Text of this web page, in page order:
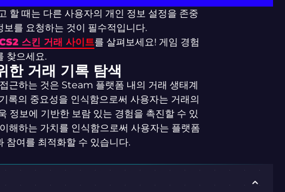
할 때는 다른 사용자의 개인 정보 설정을 존중
를 요청하는 것이 필수적입니다.
스킨 거래 사이트를 살펴보세요! 게임 경험
찾으세요.
한 거래 기록 탐색
근하는 것은 Steam 플랫폼 내의 거래 생태계
록의 중요성을 인식함으로써 사용자는 거래의
정보에 기반한 보람 있는 경험을 촉진할 수 있
해하는 가치를 인식함으로써 사용자는 플랫폼
참여를 최적화할 수 있습니다.